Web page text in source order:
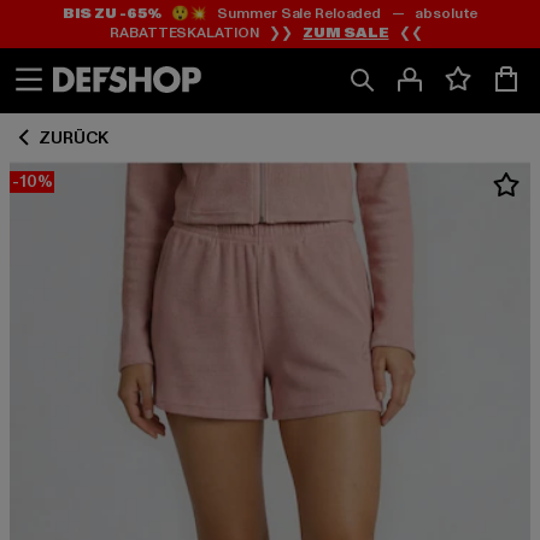
Zum
Inhalt
springen
Zum
Fußzeile
springen
BIS ZU -65%😲💥 Summer Sale Reloaded — absolute
RABATTESKALATION ❯❯ ZUM SALE ❮❮
ZURÜCK
-10%